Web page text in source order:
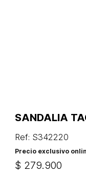
SANDALIA
Ref: S342220
Precio exclusivo
$ 279.900